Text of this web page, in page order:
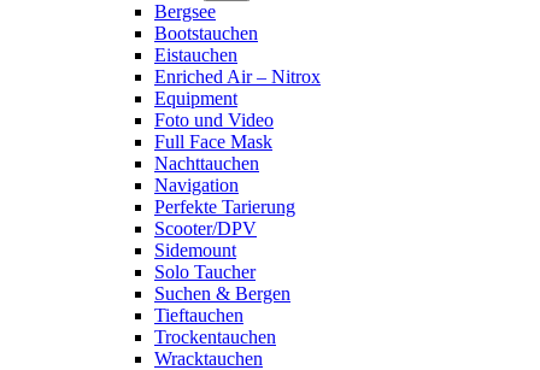
Bergsee
Bootstauchen
Eistauchen
Enriched Air – Nitrox
Equipment
Foto und Video
Full Face Mask
Nachttauchen
Navigation
Perfekte Tarierung
Scooter/DPV
Sidemount
Solo Taucher
Suchen & Bergen
Tieftauchen
Trockentauchen
Wracktauchen